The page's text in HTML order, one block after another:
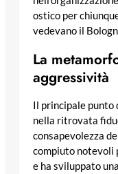
ostico per
vedevano il
La
aggressività
Il principale punto
nella ritrovata
consapevolezza
compiuto notevoli
e ha sviluppato